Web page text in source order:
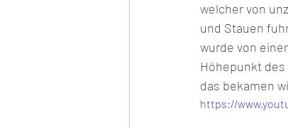
welcher von
und Stauen
wurde von
Höhepunkt
das bekamen
https://